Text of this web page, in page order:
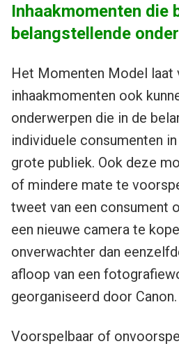
Inhaakmomenten die
belangstellende
Het Momenten Model laat
inhaakmomenten ook
onderwerpen die in de
individuele consumenten
grote publiek. Ook deze
of mindere mate te
tweet van een consument
een nieuwe camera te
onverwachter dan
afloop van een
georganiseerd door Canon.
Voorspelbaar of